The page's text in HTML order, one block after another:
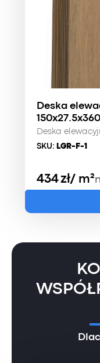
Deska
Deska
SKU: LGR-F-1
434zł/ m²